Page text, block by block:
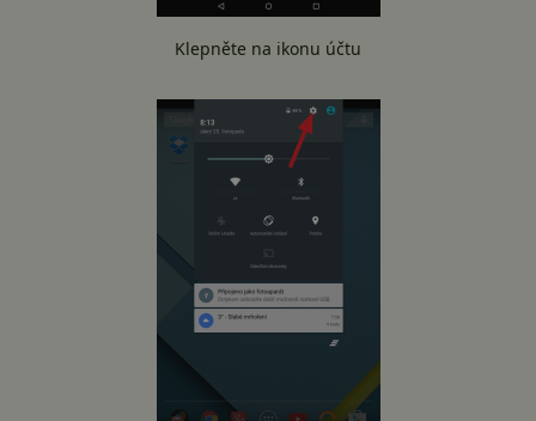
Klepněte na ikonu účtu